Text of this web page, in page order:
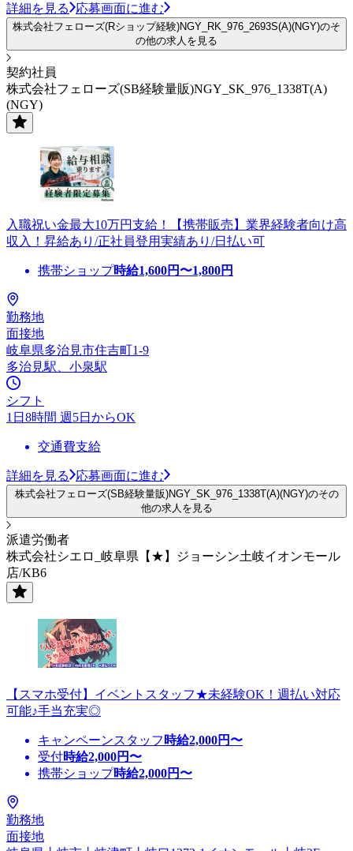
詳細を見る 応募画面に進む
株式会社フェローズ(Rショップ経験)NGY_RK_976_2693S(A)(NGY)のそ
の他の求人を見る
契約社員
株式会社フェローズ(SB経験量販)NGY_SK_976_1338T(A)
(NGY)
入職祝い金最大10万円支給！【携帯販売】業界経験者向け高
収入！昇給あり/正社員登用実績あり/日払い可
携帯ショップ時給1,600円〜1,800円
勤務地
面接地
岐阜県多治見市住吉町1-9
多治見駅、小泉駅
シフト
1日8時間 週5日からOK
交通費支給
詳細を見る 応募画面に進む
株式会社フェローズ(SB経験量販)NGY_SK_976_1338T(A)(NGY)のその
他の求人を見る
派遣労働者
株式会社シエロ_岐阜県【★】ジョーシン土岐イオンモール
店/KB6
【スマホ受付】イベントスタッフ★未経験OK！週払い対応
可能♪手当充実◎
キャンペーンスタッフ 時給2,000円〜
受付時給2,000円〜
携帯ショップ時給2,000円〜
勤務地
面接地